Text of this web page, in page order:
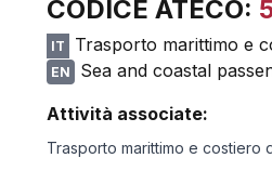
CODICE ATECO:
IT Trasporto marittimo e
EN
Sea and coastal
Attività associate:
Trasporto marittimo e costiero